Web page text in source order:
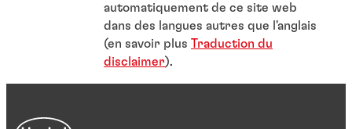
automatiquement de ce site web
dans des langues autres que l'anglais
(en savoir plus Traduction du
disclaimer).